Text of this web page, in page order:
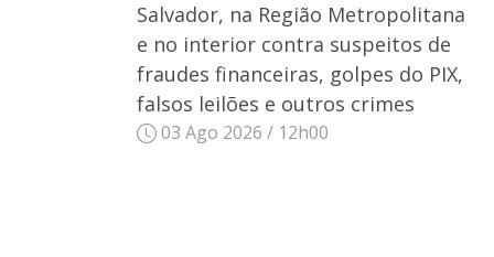
Salvador, na Região Metropolitana
e no interior contra suspeitos de
fraudes financeiras, golpes do PIX,
falsos leilões e outros crimes
03 Ago 2026 / 12h00